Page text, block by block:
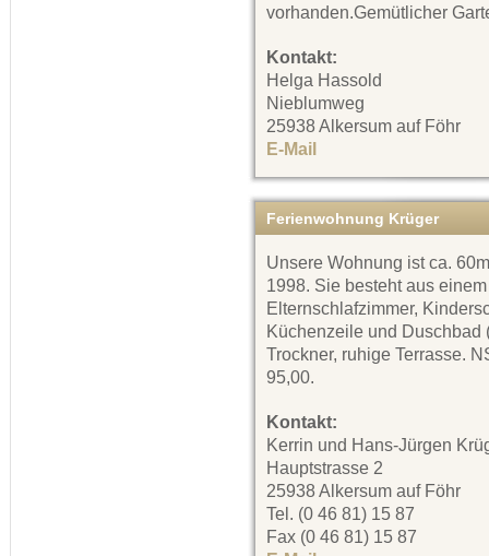
vorhanden.Gemütlicher
Kontakt:
Helga Hassold
Nieblumweg
25938 Alkersum auf Föhr
E-Mail
Ferienwohnung Krüger
Unsere Wohnung ist ca.
1998. Sie besteht aus einem
Elternschlafzimmer,
Küchenzeile und Duschbad
Trockner, ruhige Terrasse.
95,00.
Kontakt:
Kerrin und Hans-Jürgen
Hauptstrasse 2
25938 Alkersum auf Föhr
Tel. (0 46 81) 15 87
Fax (0 46 81) 15 87